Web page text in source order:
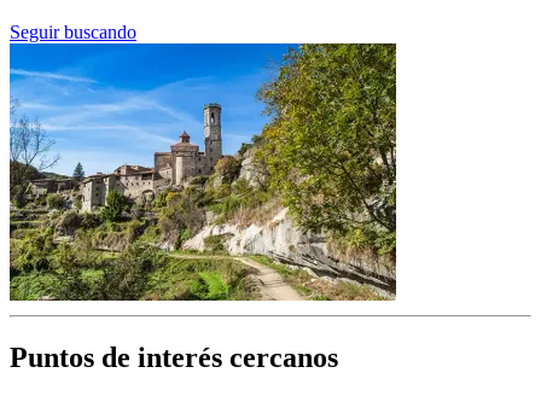
Seguir buscando
Puntos de interés cercanos